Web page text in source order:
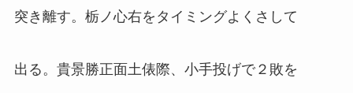
突き離す。栃ノ心右をタイミングよくさして
出る。貴景勝正面土俵際、小手投げで２敗を